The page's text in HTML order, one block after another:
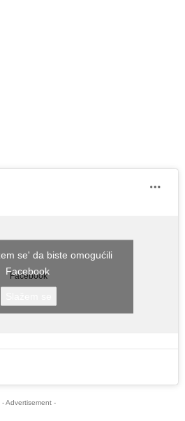
Facebook
se' da biste omogućili
Facebook
- Advertisement -